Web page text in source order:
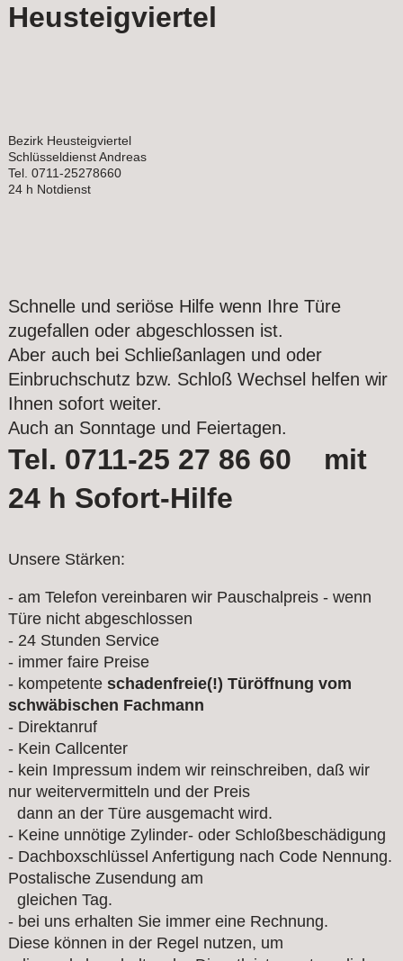
Heusteigviertel
Bezirk Heusteigviertel
Schlüsseldienst Andreas
Tel. 0711-25278660
24 h Notdienst
Schnelle und seriöse Hilfe wenn Ihre Türe
zugefallen oder abgeschlossen ist.
Aber auch bei Schließanlagen und oder
Einbruchschutz bzw. Schloß Wechsel helfen wir
Ihnen sofort weiter.
Auch an Sonntage und Feiertagen.
Tel. 0711-25 27 86 60 mit
24 h Sofort-Hilfe
Unsere Stärken:
- am Telefon vereinbaren wir Pauschalpreis - wenn
Türe nicht abgeschlossen
- 24 Stunden Service
- immer faire Preise
- kompetente schadenfreie(!) Türöffnung vom
schwäbischen Fachmann
- Direktanruf
- Kein Callcenter
- kein Impressum indem wir reinschreiben, daß wir
nur weitervermitteln und der Preis
dann an der Türe ausgemacht wird.
- Keine unnötige Zylinder- oder Schloßbeschädigung
- Dachboxschlüssel Anfertigung nach Code Nennung.
Postalische Zusendung am
gleichen Tag.
- bei uns erhalten Sie immer eine Rechnung.
Diese können in der Regel nutzen, um